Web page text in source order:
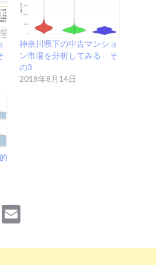
神奈川県下の中古マンショ
ン市場を分析してみる そ
の3
2018年8月14日
Message